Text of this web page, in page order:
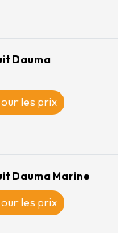
Dauma
les prix
Dauma Marine
les prix